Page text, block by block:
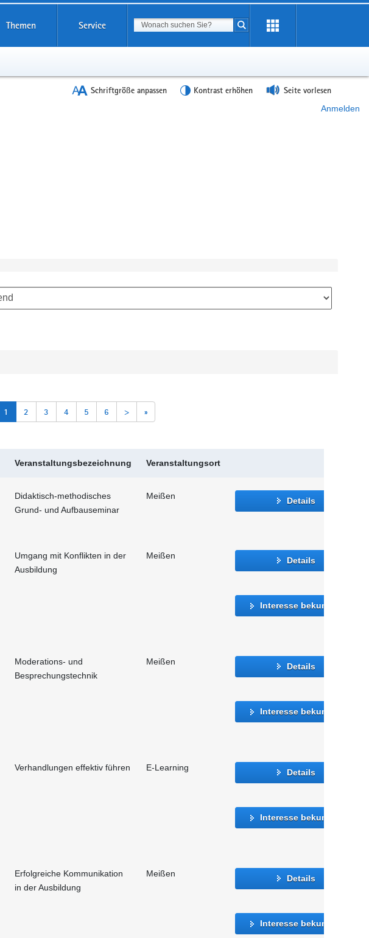
Themen Service Suchbegriff
Suche starten
Schriftgröße anpassen Kontrast erhöhen Seite vorlesen
Anmelden
1 2 3 4 5 6 > »
Veranstaltungsbezeichnung Veranstaltungsort
Didaktisch-methodisches
Grund- und Aufbauseminar
Meißen Details
Umgang mit Konflikten in der
Ausbildung
Meißen Details
Interesse bekunden
Moderations- und
Besprechungstechnik
Meißen Details
Interesse bekunden
Verhandlungen effektiv führen E-Learning Details
Interesse bekunden
Erfolgreiche Kommunikation
in der Ausbildung
Meißen Details
Interesse bekunden